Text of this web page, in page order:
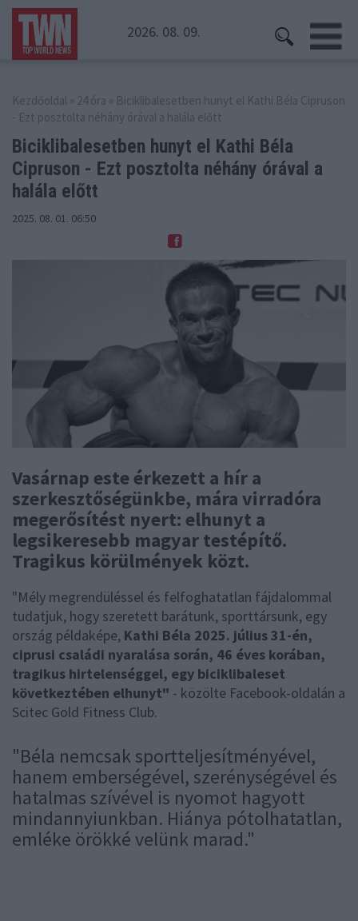
2026. 08. 09.
Kezdőoldal » 24 óra » Biciklibalesetben hunyt el Kathi Béla Cipruson
- Ezt posztolta néhány órával a halála előtt
Biciklibalesetben hunyt el Kathi Béla
Cipruson - Ezt posztolta néhány órával a
halála előtt
2025. 08. 01. 06:50
Vasárnap este érkezett a hír a
szerkesztőségünkbe, mára virradóra
megerősítést nyert: elhunyt a
legsikeresebb magyar testépítő.
Tragikus körülmények közt.
"Mély megrendüléssel és felfoghatatlan fájdalommal
tudatjuk, hogy szeretett barátunk, sporttársunk, egy
ország példaképe, Kathi Béla 2025. július 31-én,
ciprusi családi nyaralása során, 46 éves korában,
tragikus hirtelenséggel, egy biciklibaleset
következtében elhunyt" - közölte Facebook-oldalán a
Scitec Gold Fitness Club.
"Béla nemcsak sportteljesítményével,
hanem emberségével, szerénységével és
hatalmas szívével is nyomot hagyott
mindannyiunkban. Hiánya pótolhatatlan,
emléke örökké velünk marad."